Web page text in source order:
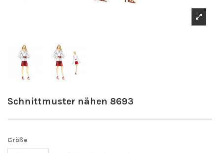
Schnittmuster nähen 8693
Größe